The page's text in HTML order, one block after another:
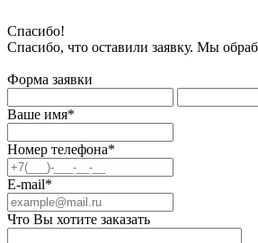
Спасибо!
Спасибо, что оставили заявку. Мы
Форма заявки
Ваше имя*
Номер телефона*
E-mail*
Что Вы хотите заказать